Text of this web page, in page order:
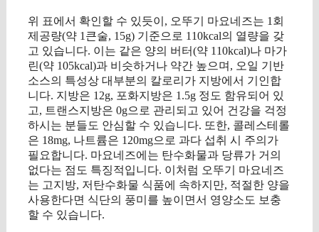
위 표에서 확인할 수 있듯이, 오뚜기 마요네즈는 1회
제공량(약 1큰술, 15g) 기준으로 110kcal의 열량을 갖
고 있습니다. 이는 같은 양의 버터(약 110kcal)나 마가
린(약 105kcal)과 비슷하거나 약간 높으며, 오일 기반
소스의 특성상 대부분의 칼로리가 지방에서 기인합
니다. 지방은 12g, 포화지방은 1.5g 정도 함유되어 있
고, 트랜스지방은 0g으로 관리되고 있어 건강을 걱정
하시는 분들도 안심할 수 있습니다. 또한, 콜레스테롤
은 18mg, 나트륨은 120mg으로 과다 섭취 시 주의가
필요합니다. 마요네즈에는 탄수화물과 당류가 거의
없다는 점도 특징적입니다. 이처럼 오뚜기 마요네즈
는 고지방, 저탄수화물 식품에 속하지만, 적절한 양을
사용한다면 식단의 풍미를 높이면서 영양소도 보충
할 수 있습니다.